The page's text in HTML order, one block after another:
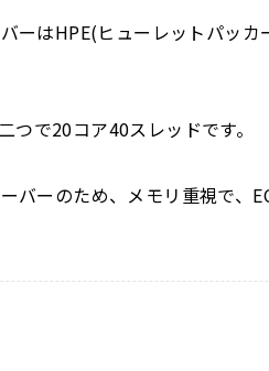
ーはHPE(ヒューレットパッ
で20コア40スレッドです。
バーのため、メモリ重視で、